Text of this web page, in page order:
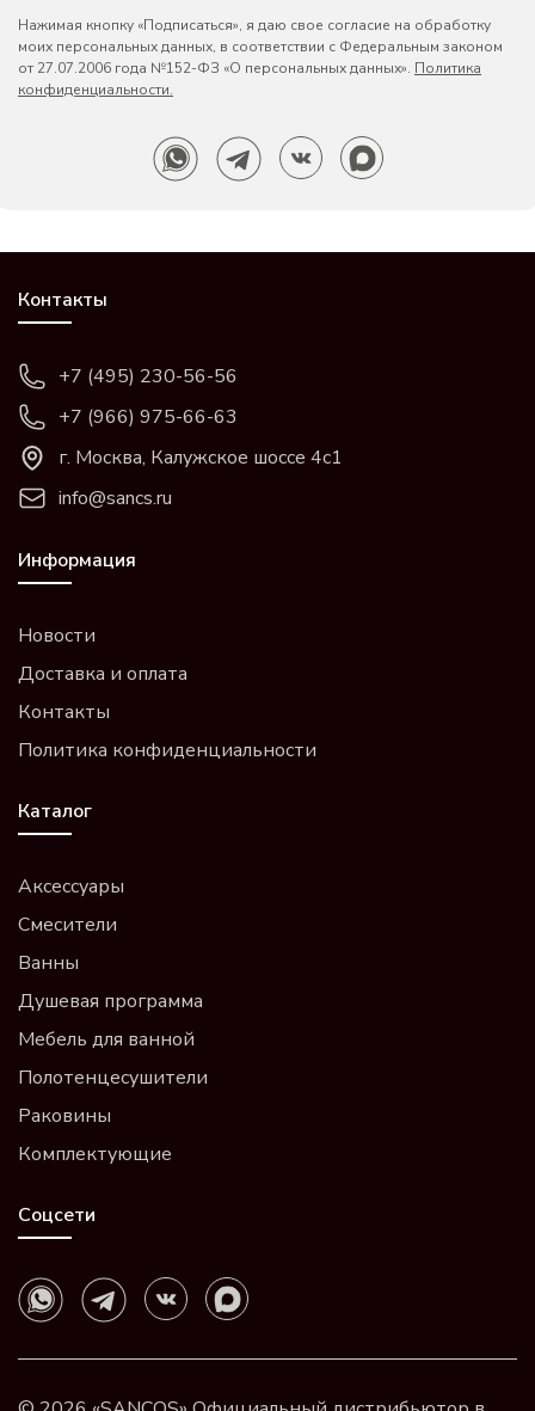
Нажимая кнопку «Подписаться», я даю свое согласие на обработку
моих персональных данных, в соответствии с Федеральным законом
от 27.07.2006 года №152-ФЗ «О персональных данных». Политика
конфиденциальности.
Контакты
+7 (495) 230-56-56
+7 (966) 975-66-63
г. Москва, Калужское шоссе 4с1
info@sancs.ru
Информация
Новости
Доставка и оплата
Контакты
Политика конфиденциальности
Каталог
Аксессуары
Смесители
Ванны
Душевая программа
Мебель для ванной
Полотенцесушители
Раковины
Комплектующие
Соцсети